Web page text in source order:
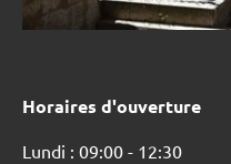
Horaires d'ouverture
Lundi : 09:00 - 12:30